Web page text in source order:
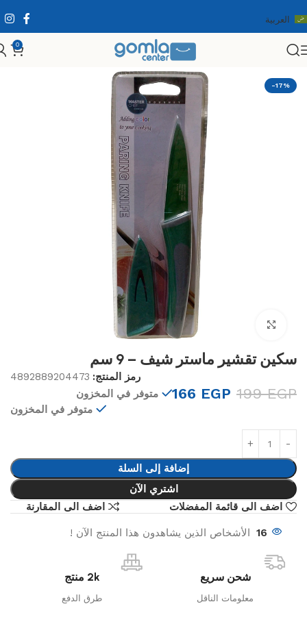
العربية
0
الرئيسية مستلزمات المنزل والمطبخ
-17%
Click to enlarge
سكين تقشير ماستر شيف – 9 سم
رمز المنتج: 4892889204473
199EGP
166 EGP
متوفر في المخزون
متوفر في المخزون
إضافة إلى السلة
اشتري الآن
اضف الى قائمة المفضلات
اضف الى المقارنة
16 الأشخاص الذين يشاهدون هذا المنتج الآن !
شحن سريع
معلومات الناقل
2k منتج
طرق الدفع